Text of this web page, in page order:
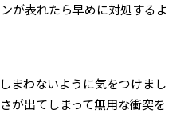
が表れたら早めに対処するよ
まわないように気をつけまし
が出てしまって無用な衝突を